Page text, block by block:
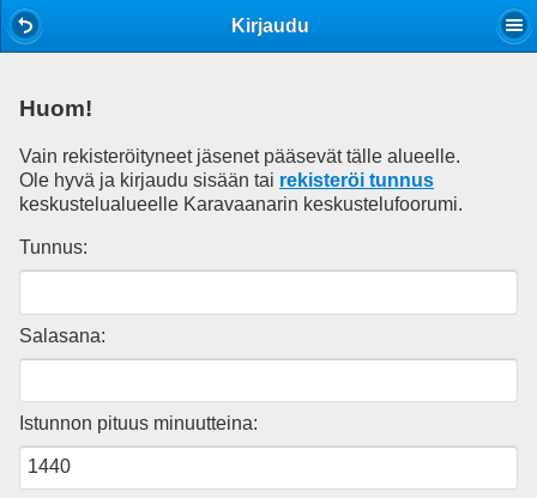
Kirjaudu
Huom!
Vain rekisteröityneet jäsenet pääsevät tälle alueelle.
Ole hyvä ja kirjaudu sisään tai rekisteröi tunnus
keskustelualueelle Karavaanarin keskustelufoorumi.
Tunnus:
Salasana:
Istunnon pituus minuutteina: